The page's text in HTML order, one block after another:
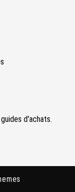
d'achats.